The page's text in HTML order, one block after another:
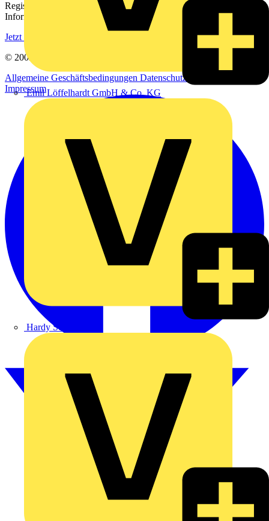
Emil Löffelhardt GmbH & Co. KG
Hardy Schmitz
Registrieren Sie sich kostenlos und erhalten Sie stets aktuelle
Informationen aus der Elektroindustrie.
Jetzt registrieren
© 2002-
Allgemeine Geschäftsbedingungen Datenschutzerklärung
Impressum